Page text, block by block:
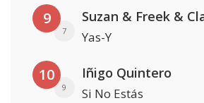
9
7
Suzan & Freek &
Yas-Y
10
9
Iñigo Quintero
Si No Estás